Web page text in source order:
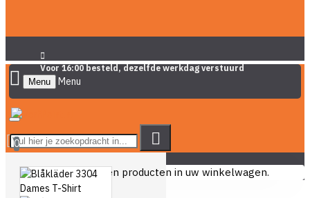
Voor 16:00 besteld, dezelfde werkdag verstuurd
Menu
0
U heeft nog geen producten in uw winkelwagen.